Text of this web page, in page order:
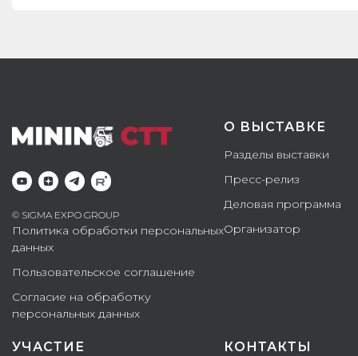
© SIGMA EXPO GROUP
Политика обработки персональных
данных
Пользовательское соглашение
Согласие на обработку
персональных данных
О ВЫСТАВКЕ
Разделы выставки
Пресс-релиз
Деловая программа
Организатор
УЧАСТИЕ КОНТАКТЫ